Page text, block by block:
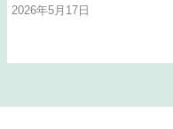
2026年5月17日